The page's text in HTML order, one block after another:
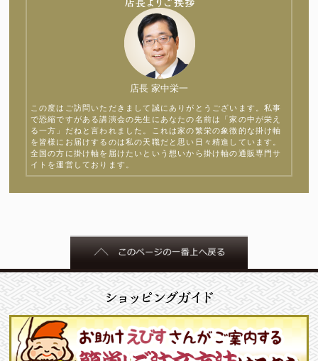
店長 家中栄一
この度はご訪問いただきまして誠にありがとうございます。私事
で恐縮ですがある講演会の先生にあなたの名前は「家の中が栄え
る一方」だねと言われました。これは家の繁栄の象徴的な掛け軸
を皆様にお届けするのは私の天職だと思い日々精進しています。
全国の方に掛け軸を届けたいという想いから掛け軸の通販専門サ
イトを運営しております。